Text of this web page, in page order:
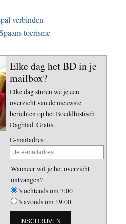
verbinden
toerisme
Elke dag het BD in je
mailbox?
Elke dag sturen we je een
overzicht van de nieuwste
berichten op het Boeddhistisch
Dagblad. Gratis.
E-mailadres:
Wanneer wil je het overzicht
ontvangen?
's ochtends om 7:00
's avonds om 19:00